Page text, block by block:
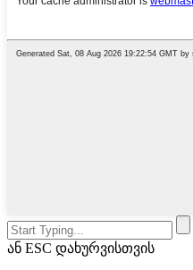
ან ESC დახურვისთვის